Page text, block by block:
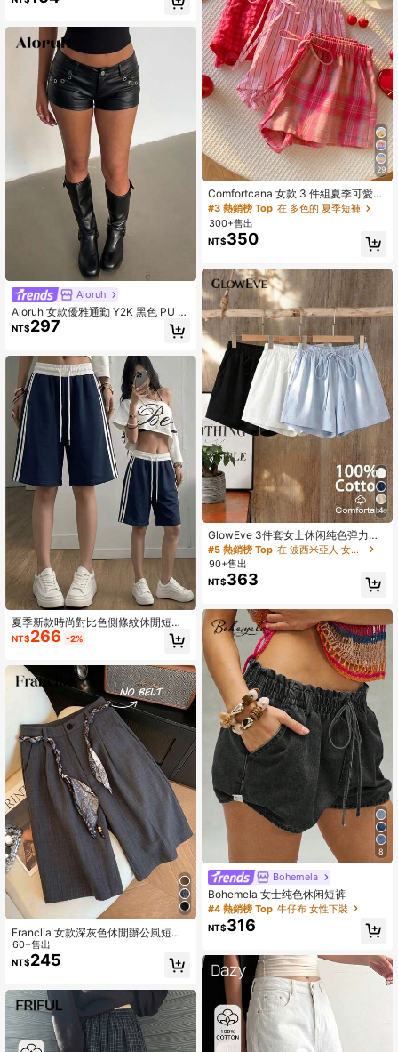
Aloruh
Aloruh 女款優雅通勤 Y2K 黑色 PU 短
褲，辣妹風，休閒日常穿搭，音樂
節、演唱會適用
NT$297
夏季新款時尚對比色側條紋休閒短
褲，中性寬鬆版型學院風百慕達運動
短褲
NT$266 -2%
Franclia 女款深灰色休閒辦公風短
褲，時尚度假戶外活動適用，春夏款
60+售出
NT$245
29
Comfortcana 女款 3 件組夏季可愛粉
色格紋短褲套裝，抽繩腰格紋休閒
款，百搭海灘野餐度假穿搭，Y2K 風
格
#3 熱銷榜 Top 在 多色的 夏季短褲
300+售出
NT$350
4
GlowEve 3件套女士休闲纯色弹力腰
抽绳宽松短裤套装，适合日常穿着，
棉质夏季短裤，女士家居服短裤，舒
适短裤，弹力腰抽绳短裤，女士棉质
短裤，女士夏季短裤，3件套短裤，女
#5 熱銷榜 Top
在 波西米亞人 女性下裝
90+售出
NT$363
8
Bohemela
Bohemela 女士纯色休闲短裤
#4 熱銷榜 Top 牛仔布 女性下裝
NT$316